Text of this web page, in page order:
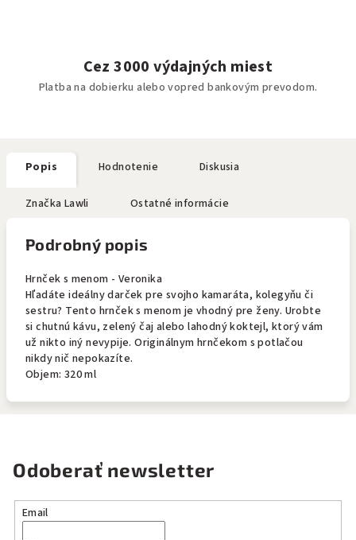
Cez 3000 výdajných miest
Platba na dobierku alebo vopred bankovým prevodom.
Popis Hodnotenie Diskusia
Značka Lawli Ostatné informácie
Podrobný popis
Hrnček s menom - Veronika
Hľadáte ideálny darček pre svojho kamaráta, kolegyňu či
sestru? Tento hrnček s menom je vhodný pre ženy. Urobte
si chutnú kávu, zelený čaj alebo lahodný koktejl, ktorý vám
už nikto iný nevypije. Originálnym hrnčekom s potlačou
nikdy nič nepokazíte.
Objem: 320 ml
Odoberať newsletter
Email